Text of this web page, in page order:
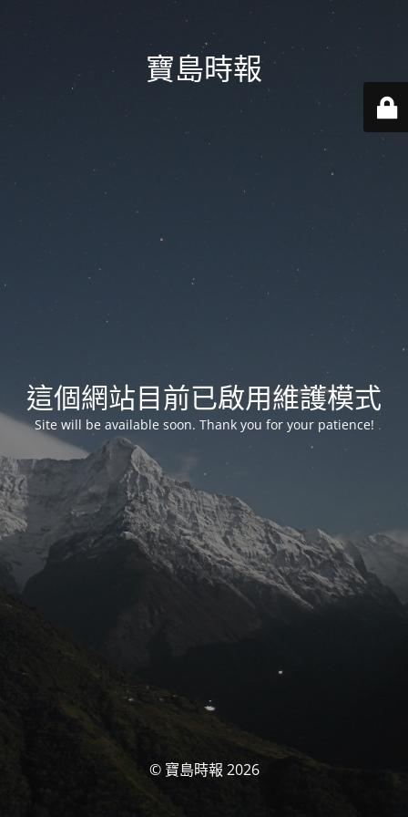
寶島時報
這個網站目前已啟用維護模式
Site will be available soon. Thank you for your patience!
© 寶島時報 2026